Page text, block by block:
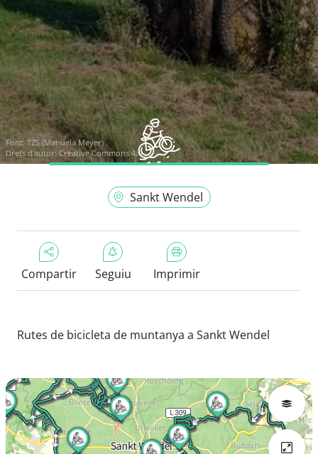
Font: TZS (Manuela Meyer)
Drets d'autor: Creative Commons 4.0
Sankt Wendel
Compartir Seguiu Imprimir
Rutes de bicicleta de muntanya a Sankt Wendel